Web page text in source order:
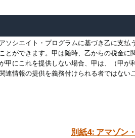
ソシエイト・プログラムに基づき乙に支
とができます。甲は随時、乙からの税金
甲にこれを提供しない場合、甲は、（甲
連情報の提供を義務付けられる者ではな
別紙4: アマゾン